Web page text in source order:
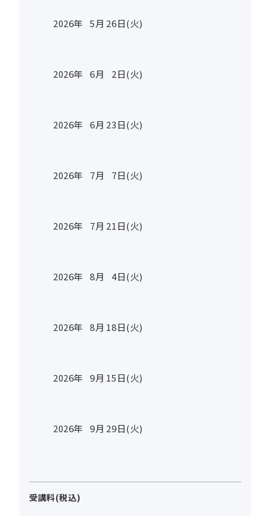
2026年 5月 26日(火)
2026年 6月 2日(火)
2026年 6月 23日(火)
2026年 7月 7日(火)
2026年 7月 21日(火)
2026年 8月 4日(火)
2026年 8月 18日(火)
2026年 9月 15日(火)
2026年 9月 29日(火)
受講料(税込)